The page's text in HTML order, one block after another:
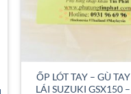
ỐP LÓT TAY – GÙ TAY
LÁI SUZUKI GSX150 –